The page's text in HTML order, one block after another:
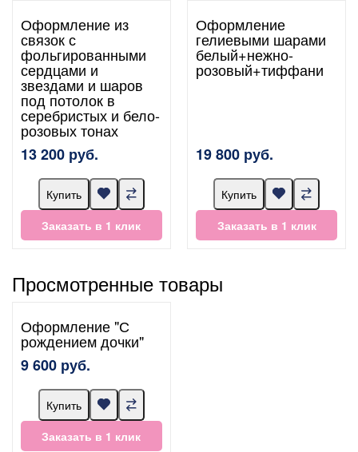
Оформление из
связок с
фольгированными
сердцами и
звездами и шаров
под потолок в
серебристых и бело-
розовых тонах
13 200 руб.
Купить
Заказать в 1 клик
Оформление
гелиевыми шарами
белый+нежно-
розовый+тиффани
19 800 руб.
Купить
Заказать в 1 клик
Просмотренные товары
Оформление "С
рождением дочки"
9 600 руб.
Купить
Заказать в 1 клик